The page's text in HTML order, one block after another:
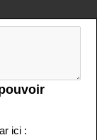
ici :